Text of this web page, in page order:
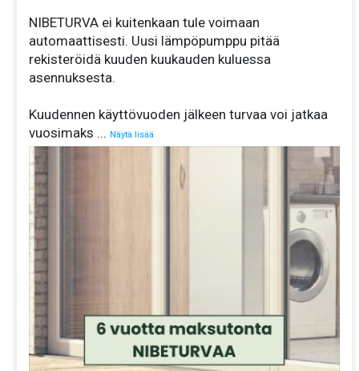
NIBETURVA ei kuitenkaan tule voimaan
automaattisesti. Uusi lämpöpumppu pitää
rekisteröidä kuuden kuukauden kuluessa
asennuksesta.
Kuudennen käyttövuoden jälkeen turvaa voi jatkaa
vuosimaks ... Näytä lisää